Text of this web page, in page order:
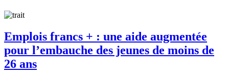
Emplois francs + : une aide augmentée
pour l’embauche des jeunes de moins de
26 ans